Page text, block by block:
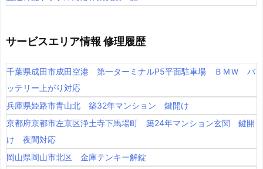
サービスエリア情報 修理履歴
千葉県成田市成田空港 第一ターミナルP5平面駐車場 ＢＭＷ バ
ッテリー上がり対応
兵庫県姫路市青山北 築32年マンション 鍵開け
京都府京都市左京区浄土寺下馬場町 築24年マンション玄関 鍵開
け 夜間対応
岡山県岡山市北区 金庫テンキー解錠